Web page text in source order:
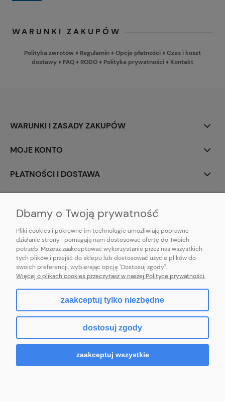
WARUNKI ZAKUPÓW
Polityka zwrotów ♦ Regulamin♦Opcje płatności♦Czas i koszt
dostawy♦ FAQ♦ RODO♦ Polityka prywatności♦ Kontakt
WARUNKI I ZASADY ZAKUPÓW
MOJE KONTO
PŁATNOŚCI I DOSTAWA
E-mail:pl101sukienek@gmail.com
101sukienek.pl
ul. Piotrkowska 317/11, Łódź 93-035, woj. łódzkie
pokaż pełną wersję strony
Sklep internetowy Shoper.pl
Dbamy o Twoją prywatność
Pliki cookies i pokrewne im technologie umożliwiają poprawne
działanie strony i pomagają nam dostosować ofertę do Twoich
potrzeb. Możesz zaakceptować wykorzystanie przez nas wszystkich
tych plików i przejść do sklepu lub dostosować użycie plików do
swoich preferencji, wybierając opcję "Dostosuj zgody".
Więcej o plikach cookies przeczytasz w naszej Polityce prywatności.
zaakceptuj tylko niezbędne
dostosuj zgody
zaakceptuj wszystkie